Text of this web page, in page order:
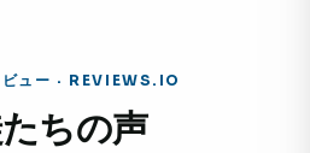
ビュー · REVIEWS.IO
ちの声